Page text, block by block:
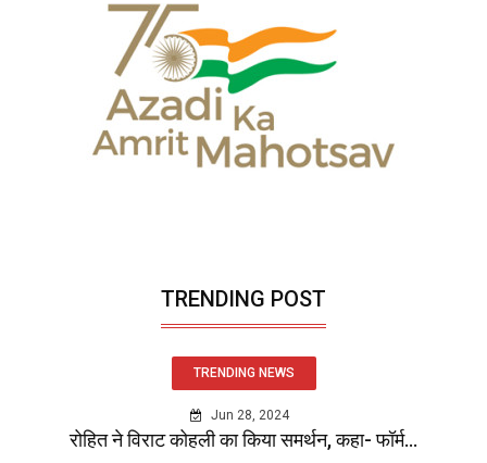
TRENDING POST
TRENDING NEWS
Jun 28, 2024
रोहित ने विराट कोहली का किया समर्थन, कहा- फॉर्म...